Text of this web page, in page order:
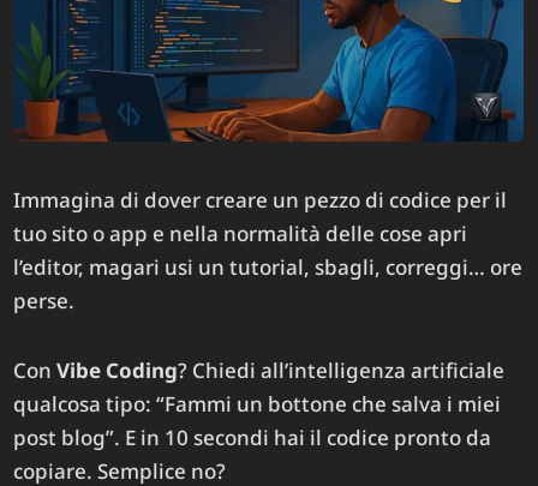
Immagina di dover creare un pezzo di codice per il
tuo sito o app e nella normalità delle cose apri
l’editor, magari usi un tutorial, sbagli, correggi… ore
perse.
ConVibe Coding? Chiedi all’intelligenza artificiale
qualcosa tipo: “Fammi un bottone che salva i miei
post blog”. E in 10 secondi hai il codice pronto da
copiare. Semplice no?​